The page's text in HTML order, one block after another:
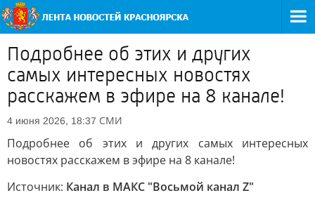
Подробнее об этих и других
самых интересных новостях
расскажем в эфире на 8 канале!
4 июня 2026, 18:37 СМИ
Подробнее об этих и других самых интересных
новостях расскажем в эфире на 8 канале!
Источник: Канал в МАКС "Восьмой канал Z"